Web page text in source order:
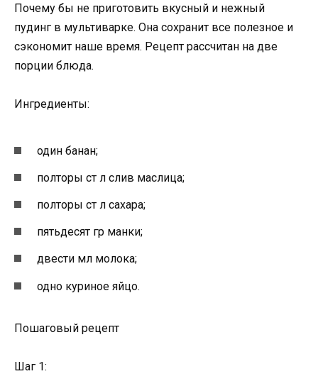
Почему бы не приготовить вкусный и нежный
пудинг в мультиварке. Она сохранит все полезное и
сэкономит наше время. Рецепт рассчитан на две
порции блюда.
Ингредиенты:
один банан;
полторы ст л слив маслица;
полторы ст л сахара;
пятьдесят гр манки;
двести мл молока;
одно куриное яйцо.
Пошаговый рецепт
Шаг 1: